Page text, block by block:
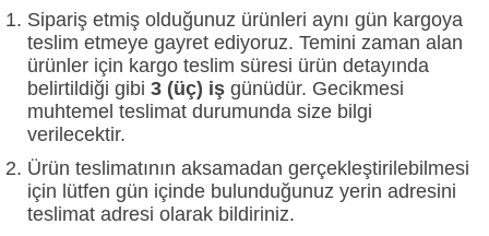
Sipariş etmiş olduğunuz ürünleri aynı gün kargoya
teslim etmeye gayret ediyoruz. Temini zaman alan
ürünler için kargo teslim süresi ürün detayında
belirtildiği gibi 3 (üç) iş günüdür. Gecikmesi
muhtemel teslimat durumunda size bilgi
verilecektir.
Ürün teslimatının aksamadan gerçekleştirilebilmesi
için lütfen gün içinde bulunduğunuz yerin adresini
teslimat adresi olarak bildiriniz.